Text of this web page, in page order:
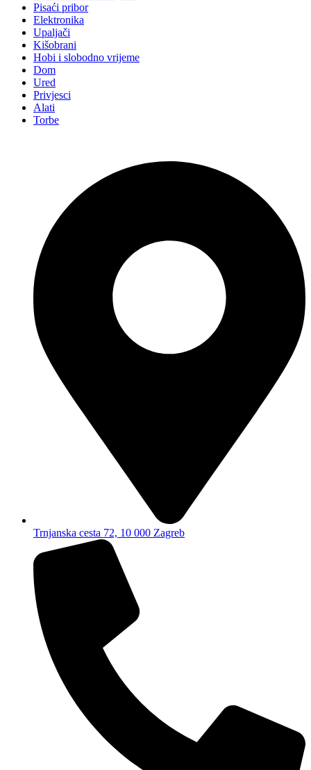
Pisaći pribor
Elektronika
Upaljači
Kišobrani
Hobi i slobodno vrijeme
Dom
Ured
Privjesci
Alati
Torbe
Trnjanska cesta 72, 10 000 Zagreb